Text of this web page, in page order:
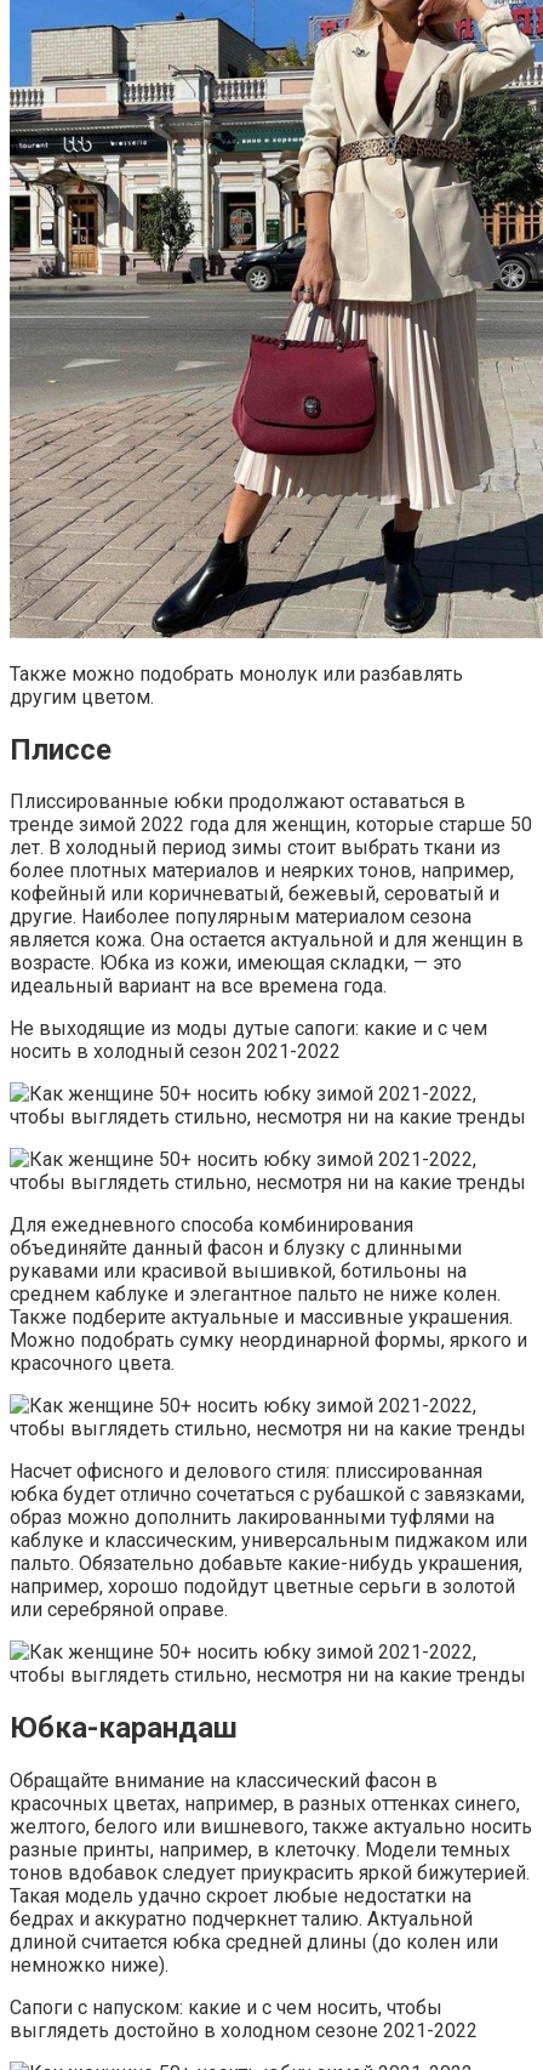
Также можно подобрать монолук или разбавлять
другим цветом.
Плиссе
Плиссированные юбки продолжают оставаться в
тренде зимой 2022 года для женщин, которые старше 50
лет. В холодный период зимы стоит выбрать ткани из
более плотных материалов и неярких тонов, например,
кофейный или коричневатый, бежевый, сероватый и
другие. Наиболее популярным материалом сезона
является кожа. Она остается актуальной и для женщин в
возрасте. Юбка из кожи, имеющая складки, — это
идеальный вариант на все времена года.
Не выходящие из моды дутые сапоги: какие и с чем
носить в холодный сезон 2021-2022
Для ежедневного способа комбинирования
объединяйте данный фасон и блузку с длинными
рукавами или красивой вышивкой, ботильоны на
среднем каблуке и элегантное пальто не ниже колен.
Также подберите актуальные и массивные украшения.
Можно подобрать сумку неординарной формы, яркого и
красочного цвета.
Насчет офисного и делового стиля: плиссированная
юбка будет отлично сочетаться с рубашкой с завязками,
образ можно дополнить лакированными туфлями на
каблуке и классическим, универсальным пиджаком или
пальто. Обязательно добавьте какие-нибудь украшения,
например, хорошо подойдут цветные серьги в золотой
или серебряной оправе.
Юбка-карандаш
Обращайте внимание на классический фасон в
красочных цветах, например, в разных оттенках синего,
желтого, белого или вишневого, также актуально носить
разные принты, например, в клеточку. Модели темных
тонов вдобавок следует приукрасить яркой бижутерией.
Такая модель удачно скроет любые недостатки на
бедрах и аккуратно подчеркнет талию. Актуальной
длиной считается юбка средней длины (до колен или
немножко ниже).
Сапоги с напуском: какие и с чем носить, чтобы
выглядеть достойно в холодном сезоне 2021-2022